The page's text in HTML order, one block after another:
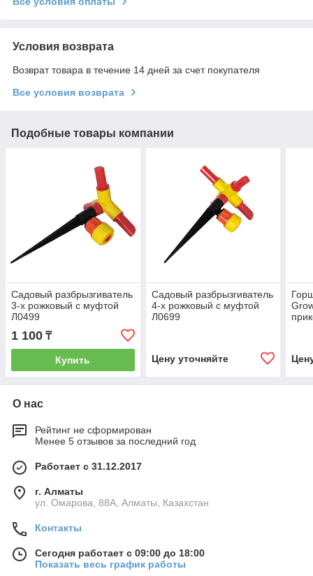
Условия возврата
Возврат товара в течение 14 дней за счет покупателя
Все условия возврата
Подобные товары компании
Садовый разбрызгиватель
3-х рожковый с муфтой
Л0499
1 100 ₸
Купить
Садовый разбрызгиватель
4-х рожковый с муфтой
Л0699
Цену уточняйте
О нас
Рейтинг не сформирован
Менее 5 отзывов за последний год
Работает с 31.12.2017
г. Алматы
ул. Омарова, 88А, Алматы, Казахстан
Контакты
Сегодня работает с 09:00 до 18:00
Показать весь график работы